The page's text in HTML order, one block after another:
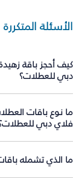
الأسئلة المتكررة
كيف أحجز باقة
دبي للعطلات؟
ما نوع باقات
فلاي دبي
ما الذي تشمله